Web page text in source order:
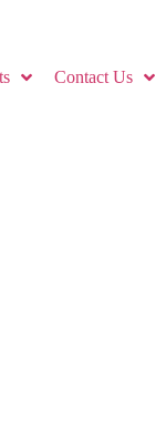
Contact Us